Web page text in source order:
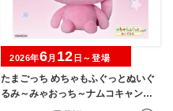
たまごっち めちゃもふぐっとぬいぐ
るみ～みゃおっち～ナムコキャンペ
2026年6月 12 日～登場